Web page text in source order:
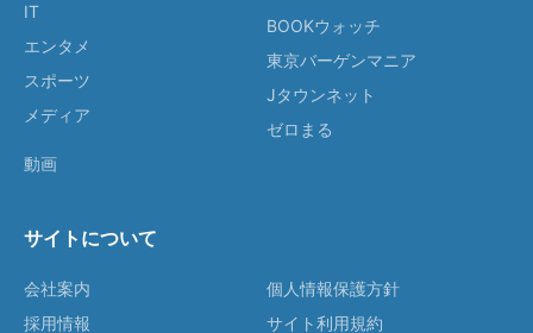
IT
エンタメ
スポーツ
メディア
動画
BOOKウォッチ
東京バーゲンマニア
Jタウンネット
ゼロまる
サイトについて
会社案内
採用情報
個人情報保護方針
サイト利用規約